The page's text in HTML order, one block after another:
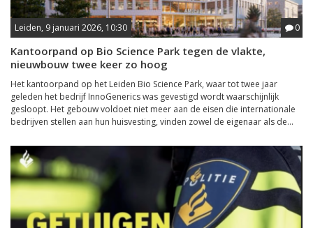
Leiden, 9 januari 2026, 10:30 0
Kantoorpand op Bio Science Park tegen de vlakte,
nieuwbouw twee keer zo hoog
Het kantoorpand op het Leiden Bio Science Park, waar tot twee jaar
geleden het bedrijf InnoGenerics was gevestigd wordt waarschijnlijk
gesloopt. Het gebouw voldoet niet meer aan de eisen die internationale
bedrijven stellen aan hun huisvesting, vinden zowel de eigenaar als de...